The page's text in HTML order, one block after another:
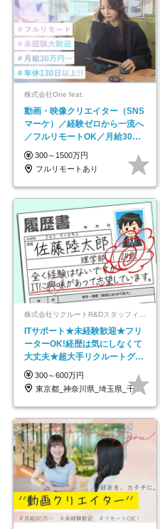
株式会社One feat.
動画・映像クリエイター（SNS
マーケ）／経験ゼロから一流へ
／フルリモートOK／月給30万
円～／年休130日以上
300～1500万円
フルリモートあり
ITサポート★未経験歓迎★フリ
ーターOK!経歴は気にしなくて
大丈夫★超大手リクルートグル
ープの正社員/sg
300～600万円
東京都_神奈川県_埼玉県_千葉県_大阪府…